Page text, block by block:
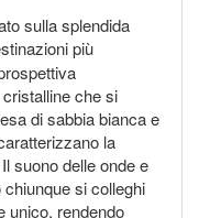
sulla splendida
più
che si
di sabbia bianca e
la
suono delle onde e
si colleghi
unico, rendendo